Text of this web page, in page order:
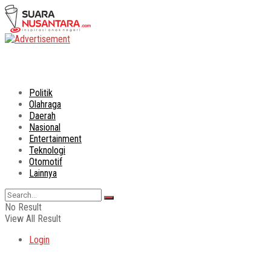
Politik
Olahraga
Daerah
Nasional
Entertainment
Teknologi
Otomotif
Lainnya
No Result
View All Result
Login